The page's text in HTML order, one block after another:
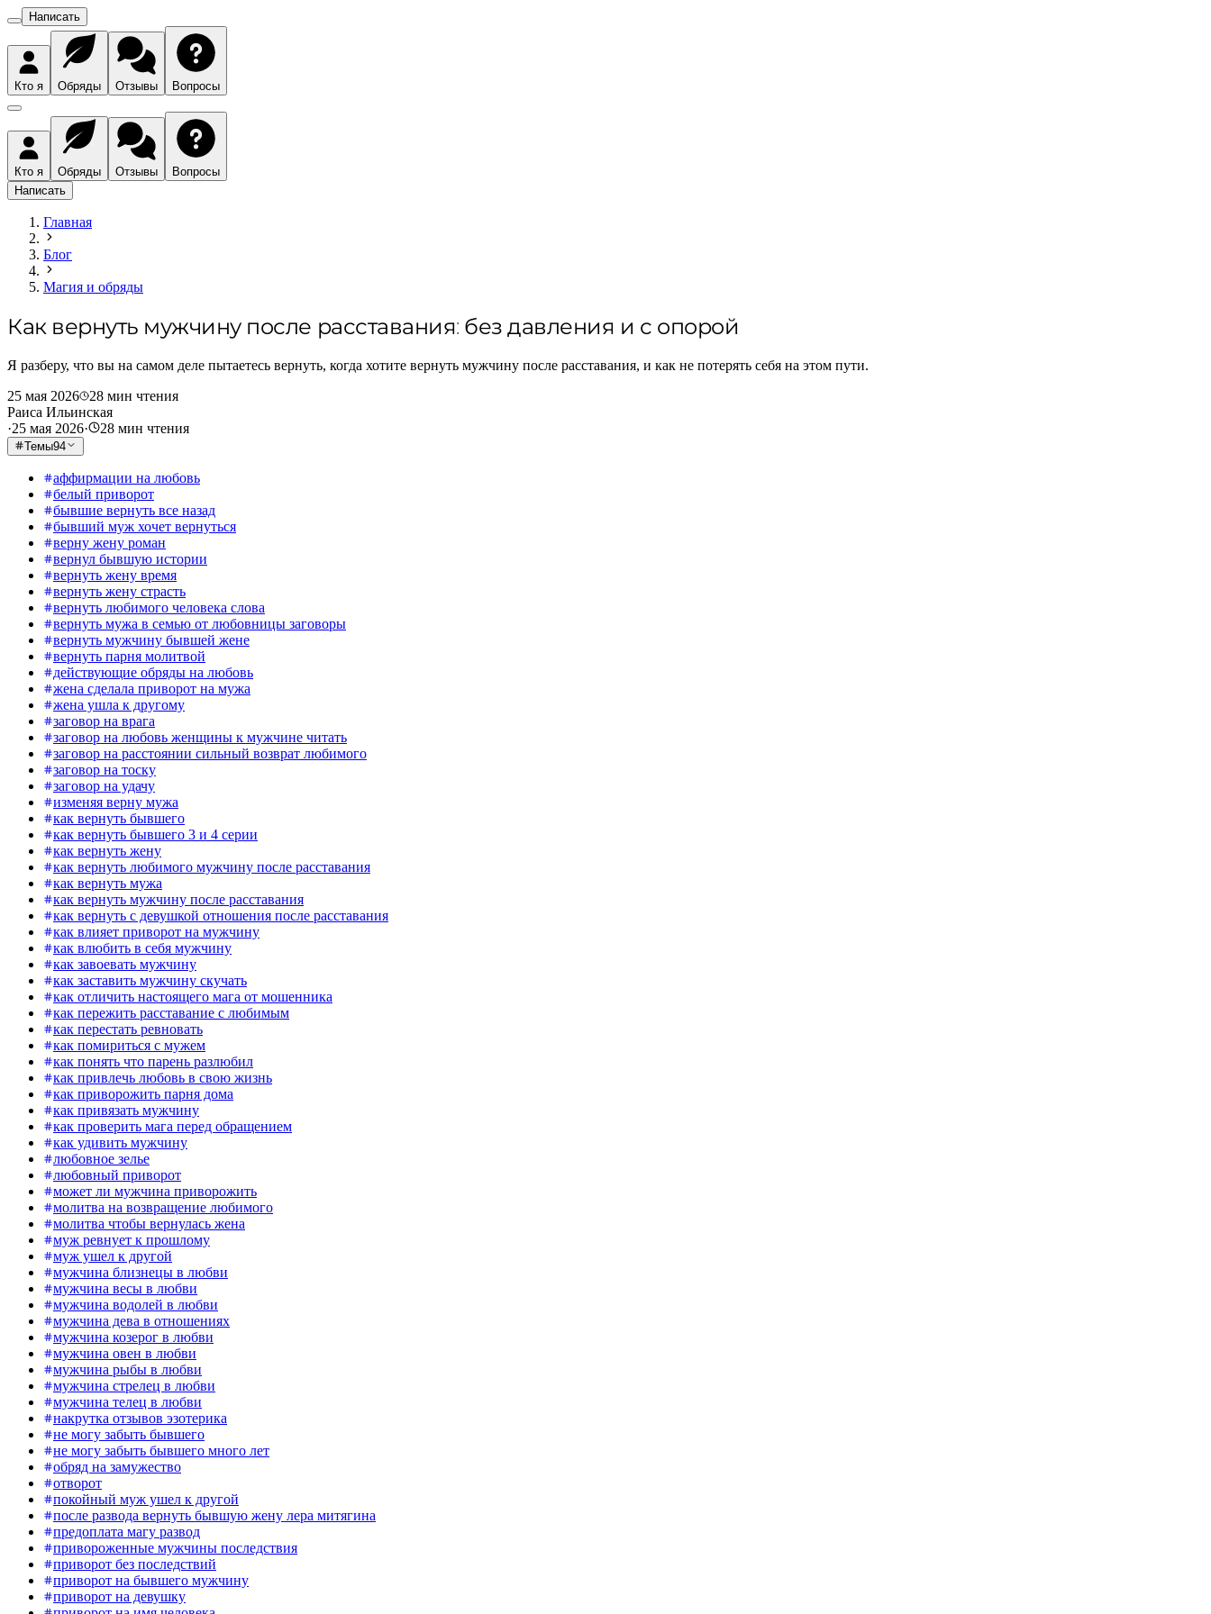
Написать
Кто я Обряды Отзывы Вопросы
Кто я Обряды Отзывы
Вопросы
Написать
Главная
Блог
Магия и обряды
Как вернуть мужчину после расставания: без давления и с опорой
Я разберу, что вы на самом деле пытаетесь вернуть, когда хотите вернуть мужчину после расставания, и как не потерять себя на этом пути.
25 мая 2026
28 мин чтения
Раиса Ильинская
·25 мая 2026· 28 мин чтения
Темы94
аффирмации на любовь
белый приворот
бывшие вернуть все назад
бывший муж хочет вернуться
верну жену роман
вернул бывшую истории
вернуть жену время
вернуть жену страсть
вернуть любимого человека слова
вернуть мужа в семью от любовницы заговоры
вернуть мужчину бывшей жене
вернуть парня молитвой
действующие обряды на любовь
жена сделала приворот на мужа
жена ушла к другому
заговор на врага
заговор на любовь женщины к мужчине читать
заговор на расстоянии сильный возврат любимого
заговор на тоску
заговор на удачу
изменяя верну мужа
как вернуть бывшего
как вернуть бывшего 3 и 4 серии
как вернуть жену
как вернуть любимого мужчину после расставания
как вернуть мужа
как вернуть мужчину после расставания
как вернуть с девушкой отношения после расставания
как влияет приворот на мужчину
как влюбить в себя мужчину
как завоевать мужчину
как заставить мужчину скучать
как отличить настоящего мага от мошенника
как пережить расставание с любимым
как перестать ревновать
как помириться с мужем
как понять что парень разлюбил
как привлечь любовь в свою жизнь
как приворожить парня дома
как привязать мужчину
как проверить мага перед обращением
как удивить мужчину
любовное зелье
любовный приворот
может ли мужчина приворожить
молитва на возвращение любимого
молитва чтобы вернулась жена
муж ревнует к прошлому
муж ушел к другой
мужчина близнецы в любви
мужчина весы в любви
мужчина водолей в любви
мужчина дева в отношениях
мужчина козерог в любви
мужчина овен в любви
мужчина рыбы в любви
мужчина стрелец в любви
мужчина телец в любви
накрутка отзывов эзотерика
не могу забыть бывшего
не могу забыть бывшего много лет
обряд на замужество
отворот
покойный муж ушел к другой
после развода вернуть бывшую жену лера митягина
предоплата магу развод
привороженные мужчины последствия
приворот без последствий
приворот на бывшего мужчину
приворот на девушку